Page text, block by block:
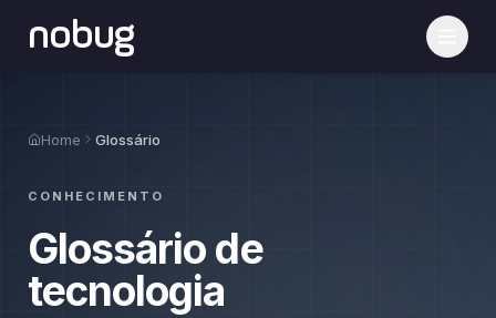
nobug
Home Glossário
CONHECIMENTO
Glossário de
tecnologia